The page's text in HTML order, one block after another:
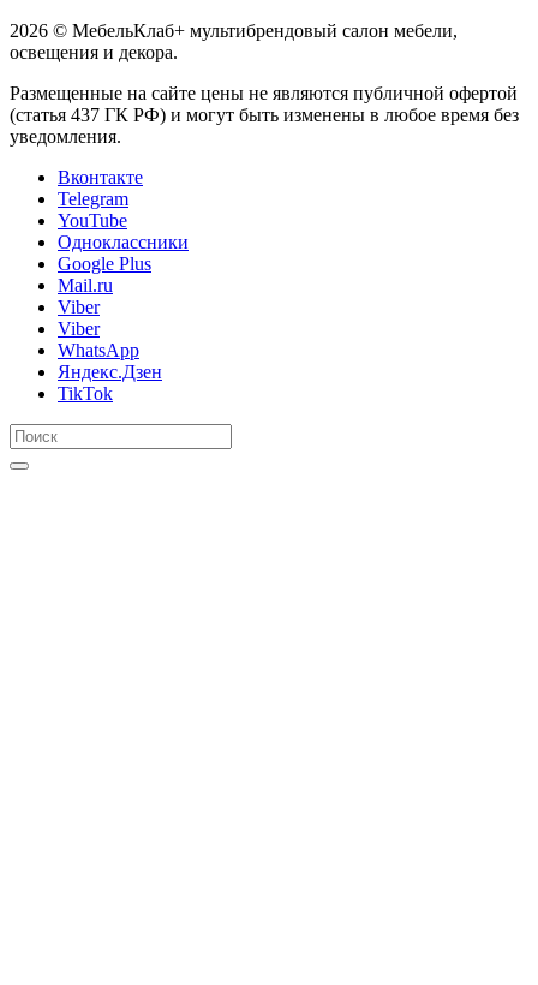
2026 © МебельКлаб+ мультибрендовый салон мебели,
освещения и декора.
Размещенные на сайте цены не являются публичной офертой
(статья 437 ГК РФ) и могут быть изменены в любое время без
уведомления.
Вконтакте
Telegram
YouTube
Одноклассники
Google Plus
Mail.ru
Viber
Viber
WhatsApp
Яндекс.Дзен
TikTok